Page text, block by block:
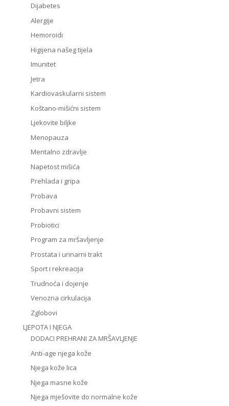
Dijabetes
Alergije
Hemoroidi
Higijena našeg tijela
Imunitet
Jetra
Kardiovaskularni sistem
Koštano-mišićni sistem
Ljekovite biljke
Menopauza
Mentalno zdravlje
Napetost mišića
Prehlada i gripa
Probava
Probavni sistem
Probiotici
Program za mršavljenje
Prostata i urinarni trakt
Sport i rekreacija
Trudnoća i dojenje
Venozna cirkulacija
Zglobovi
LJEPOTA I NJEGA
DODACI PREHRANI ZA MRŠAVLJENJE
Anti-age njega kože
Njega kože lica
Njega masne kože
Njega mješovite do normalne kože